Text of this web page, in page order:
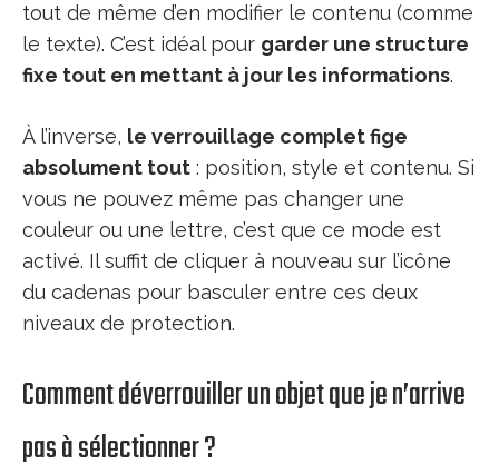
tout de même d’en modifier le contenu (comme
le texte). C’est idéal pour garder une structure
fixe tout en mettant à jour les informations.
À l’inverse, le verrouillage complet fige
absolument tout : position, style et contenu. Si
vous ne pouvez même pas changer une
couleur ou une lettre, c’est que ce mode est
activé. Il suffit de cliquer à nouveau sur l’icône
du cadenas pour basculer entre ces deux
niveaux de protection.
Comment déverrouiller un objet que je n’arrive
pas à sélectionner ?